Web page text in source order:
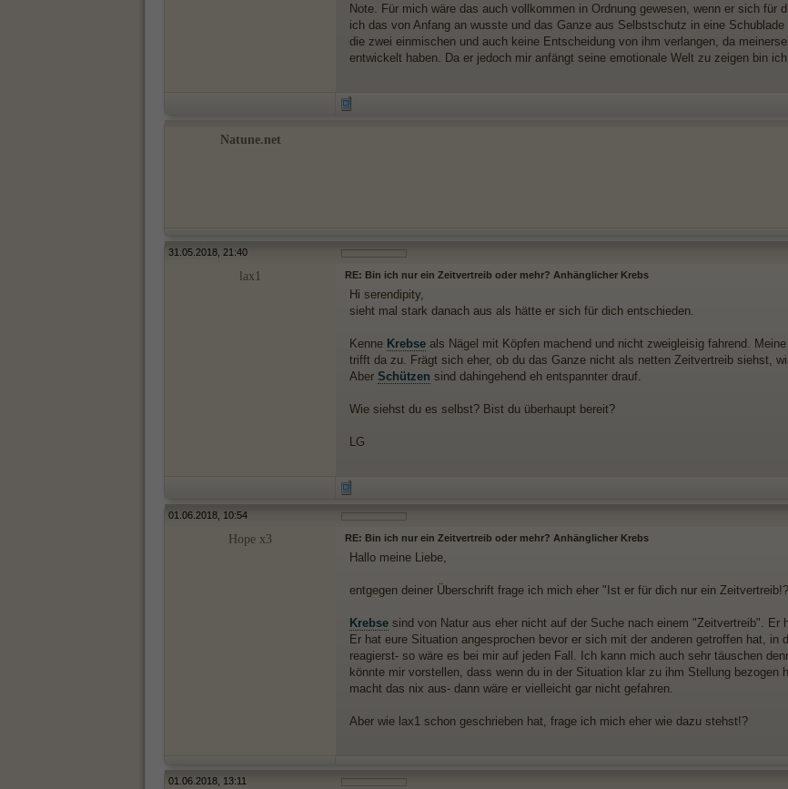
Note. Für mich wäre das auch vollkommen in Ordnung gewesen, wenn er sich für
ich das von Anfang an wusste und das Ganze aus Selbstschutz in eine
die zwei einmischen und auch keine Entscheidung von ihm verlangen, da
entwickelt haben. Da er jedoch mir anfängt seine emotionale Welt zu zeigen bin
Natune.net
31.05.2018, 21:40
lax1 RE: Bin ich nur ein Zeitvertreib oder mehr? Anhänglicher Krebs
Hi serendipity,
sieht mal stark danach aus als hätte er sich für dich entschieden.
Kenne Krebse als Nägel mit Köpfen machend und nicht zweigleisig fahrend.
trifft da zu. Frägt sich eher, ob du das Ganze nicht als netten Zeitvertreib siehst,
Aber Schützen sind dahingehend eh entspannter drauf.
Wie siehst du es selbst? Bist du überhaupt bereit?
LG
01.06.2018, 10:54
Hope x3 RE: Bin ich nur ein Zeitvertreib oder mehr? Anhänglicher Krebs
Hallo meine Liebe,
entgegen deiner Überschrift frage ich mich eher "Ist er für dich nur ein
Krebse sind von Natur aus eher nicht auf der Suche nach einem "Zeitvertreib". Er
Er hat eure Situation angesprochen bevor er sich mit der anderen getroffen hat,
reagierst- so wäre es bei mir auf jeden Fall. Ich kann mich auch sehr täuschen
könnte mir vorstellen, dass wenn du in der Situation klar zu ihm Stellung
macht das nix aus- dann wäre er vielleicht gar nicht gefahren.
Aber wie lax1 schon geschrieben hat, frage ich mich eher wie dazu stehst!?
01.06.2018, 13:11